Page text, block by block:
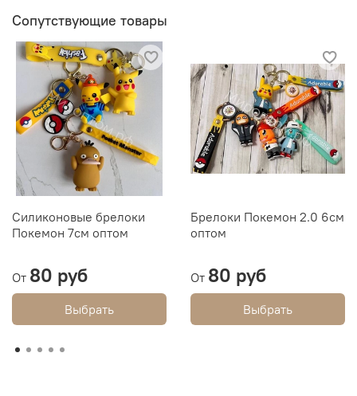
Сопутствующие товары
Силиконовые брелоки
Покемон 7см оптом
От 80 руб
Выбрать
Брелоки Покемон 2.0 6см
оптом
От 80 руб
Выбрать